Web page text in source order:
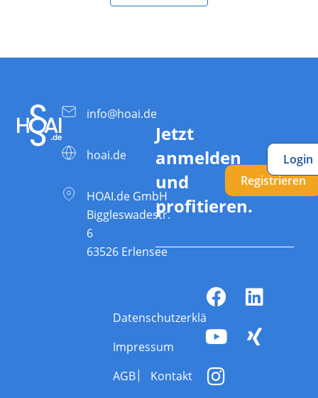
info@hoai.de
hoai.de
HOAI.de GmbH
Biggleswadestr.
6
63526 Erlensee
Jetzt
anmelden
und
profitieren.
Registrieren
Login
Datenschutzerklärung
Impressum
AGB
Kontakt